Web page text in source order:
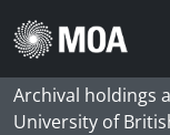
Skip to main content
Archival holdings
University of